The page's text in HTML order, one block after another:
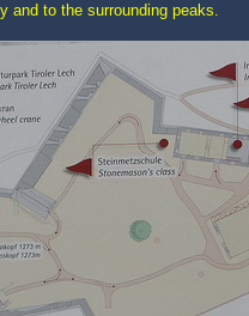
and to the surrounding peaks.